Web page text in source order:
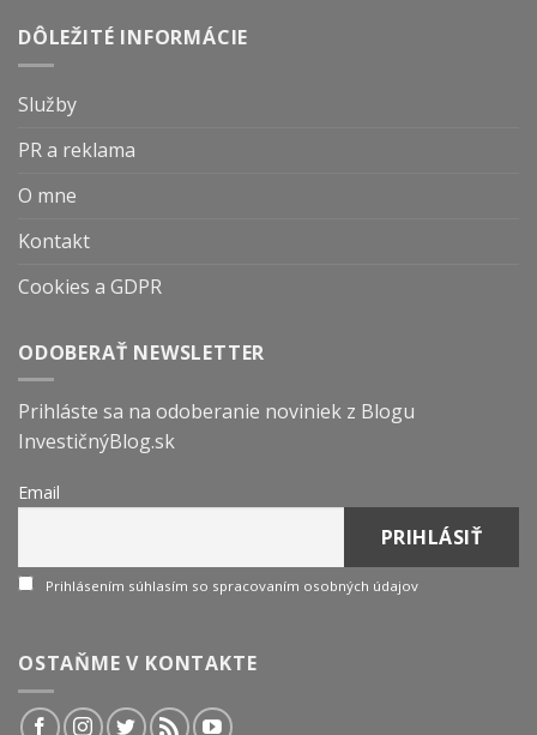
DÔLEŽITÉ INFORMÁCIE
Služby
PR a reklama
O mne
Kontakt
Cookies a GDPR
ODOBERAŤ NEWSLETTER
Prihláste sa na odoberanie noviniek z Blogu
InvestičnýBlog.sk
Email
Prihlásením súhlasím so spracovaním osobných údajov
OSTAŇME V KONTAKTE